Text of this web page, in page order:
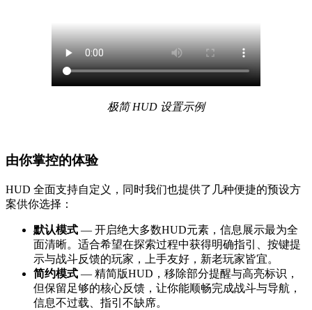
极简 HUD 设置示例
由你掌控的体验
HUD 全面支持自定义，同时我们也提供了几种便捷的预设方
案供你选择：
默认模式 — 开启绝大多数HUD元素，信息展示最为全
面清晰。适合希望在探索过程中获得明确指引、按键提
示与战斗反馈的玩家，上手友好，新老玩家皆宜。
简约模式 — 精简版HUD，移除部分提醒与高亮标识，
但保留足够的核心反馈，让你能顺畅完成战斗与导航，
信息不过载、指引不缺席。